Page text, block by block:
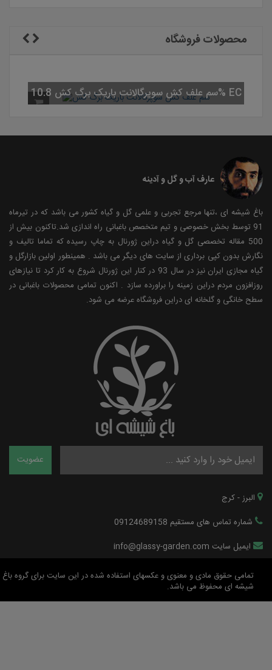
محصولات فروشگاه
سم علف کش سوپرگالانت باریک برگ کش 10.8% EC
عارف آب و گل و آدینه
باغ شیشه ای ،تنها مرجع تجربی و علمی گل و گیاه کشور می باشد که در تیرماه
91 توسط بخش خصوصی و تیم متخصص باغبانی راه اندازی شد.تاکنون بیش از
500 مقاله تخصصی گل و گیاه دراین ژورنال به چاپ رسیده که تماما تالیف و
نگارش بدون کپی برداری از سایت های دیگر می باشد . همینطور اولین بازارگل و
گیاه مجازی ایران نیز در سال 93 در کنار این ژورنال شروع به کار کرد تا نیازهای
روزافزون مردم دراین زمینه را براورده سازد . اکنون تمامی محصولات باغبانی در
سطح خانگی و گلخانه ای دراین فروشگاه عرضه می شود.
البرز - کرج
شماره تماس های مستقیم 09124689158
ایمیل سایت info@glassy-garden.com
تمامی حقوق مادی و معنوی و عکسهای استفاده شده در این سایت برای گروه باغ
شیشه ای محفوظ می باشد.